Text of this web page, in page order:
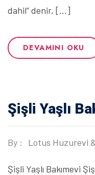
dahil” denir, […]
DEVAMINI OKU
Şişli Yaşlı
By : Lotus Huzurevi
Şişli Yaşlı Bakımevi